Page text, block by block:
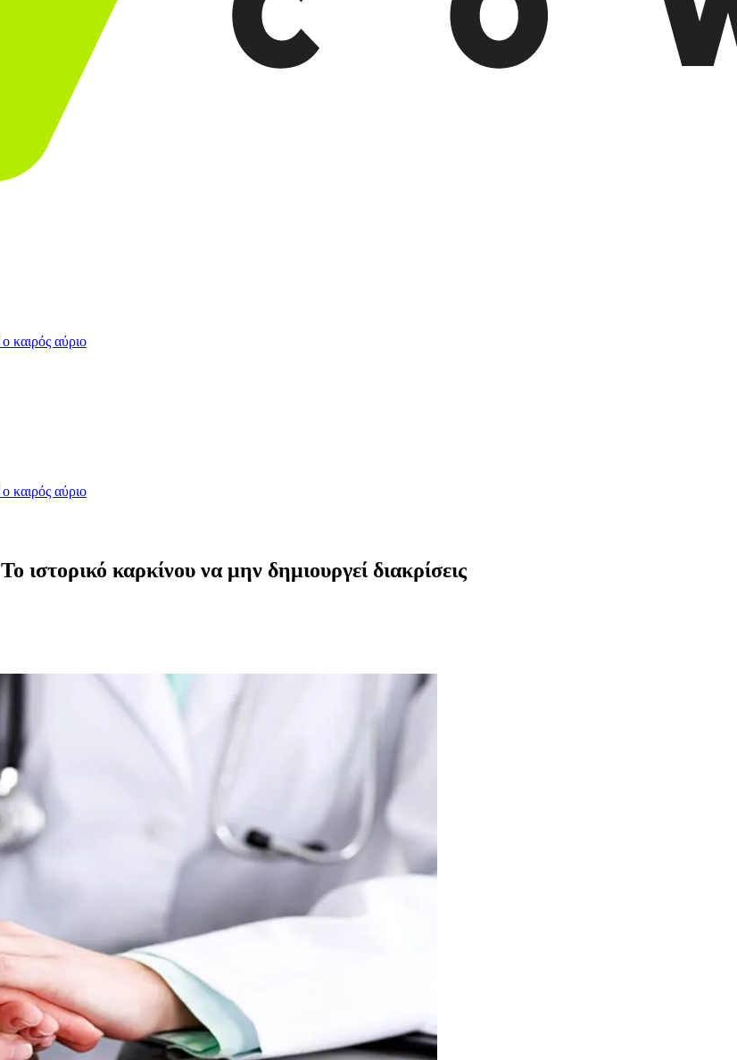
καιρός αύριο
καιρός αύριο
καρκίνου να μην δημιουργεί διακρίσεις